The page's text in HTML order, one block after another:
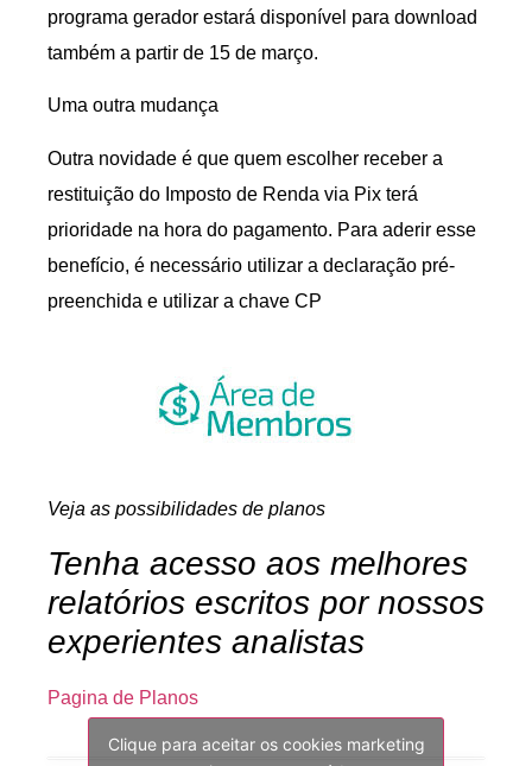
programa gerador estará disponível para download
também a partir de 15 de março.
Uma outra mudança
Outra novidade é que quem escolher receber a
restituição do Imposto de Renda via Pix terá
prioridade na hora do pagamento. Para aderir esse
benefício, é necessário utilizar a declaração pré-
preenchida e utilizar a chave CP
Veja as possibilidades de planos
Tenha acesso aos melhores
relatórios escritos por nossos
experientes analistas
Pagina de Planos
Clique para aceitar os cookies marketing